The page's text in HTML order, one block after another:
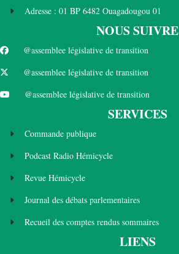
Adresse : 01 BP 6482 Ouagadougou 01
NOUS SUIVRE
@assemblee législative de transition
@assemblee législative de transition
@assemblee législative de transition
SERVICES
Commande publique
Podcast Radio Hémicycle
Revue Hémicycle
Journal des débats parlementaires
Recueil des comptes rendus sommaires
LIENS